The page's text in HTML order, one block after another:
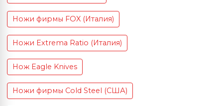
Ножи фирмы FOX (Италия)
Ножи Extrema Ratio (Италия)
Нож Eagle Knives
Ножи фирмы Cold Steel (США)